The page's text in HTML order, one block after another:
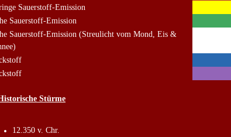
Sauerstoff-Emission
Sauerstoff-Emission
Sauerstoff-Emission (Streulicht vom Mond, Eis &
Stürme
12.350 v. Chr.